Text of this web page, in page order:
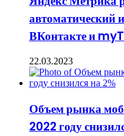
автоматический
ВКонтакте и
22.03.2023
Объем рынка
2022 году